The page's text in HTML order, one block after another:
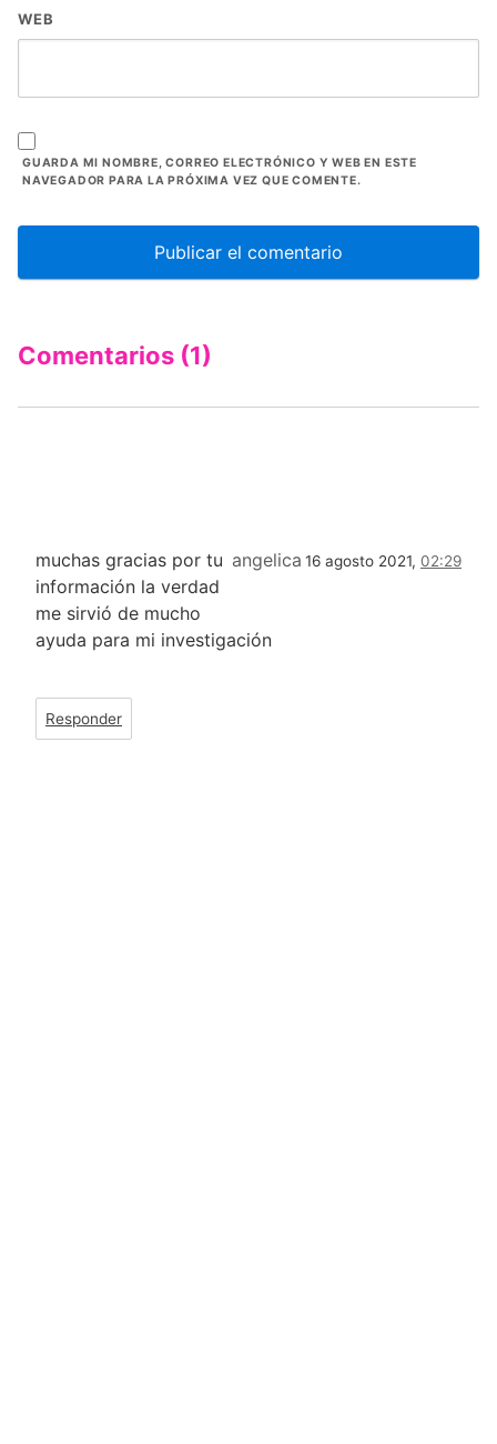
WEB
GUARDA MI NOMBRE, CORREO ELECTRÓNICO Y WEB EN ESTE
NAVEGADOR PARA LA PRÓXIMA VEZ QUE COMENTE.
Comentarios (1)
angelica 16 agosto 2021, 02:29
muchas gracias por tu
información la verdad
me sirvió de mucho
ayuda para mi investigación
Responder